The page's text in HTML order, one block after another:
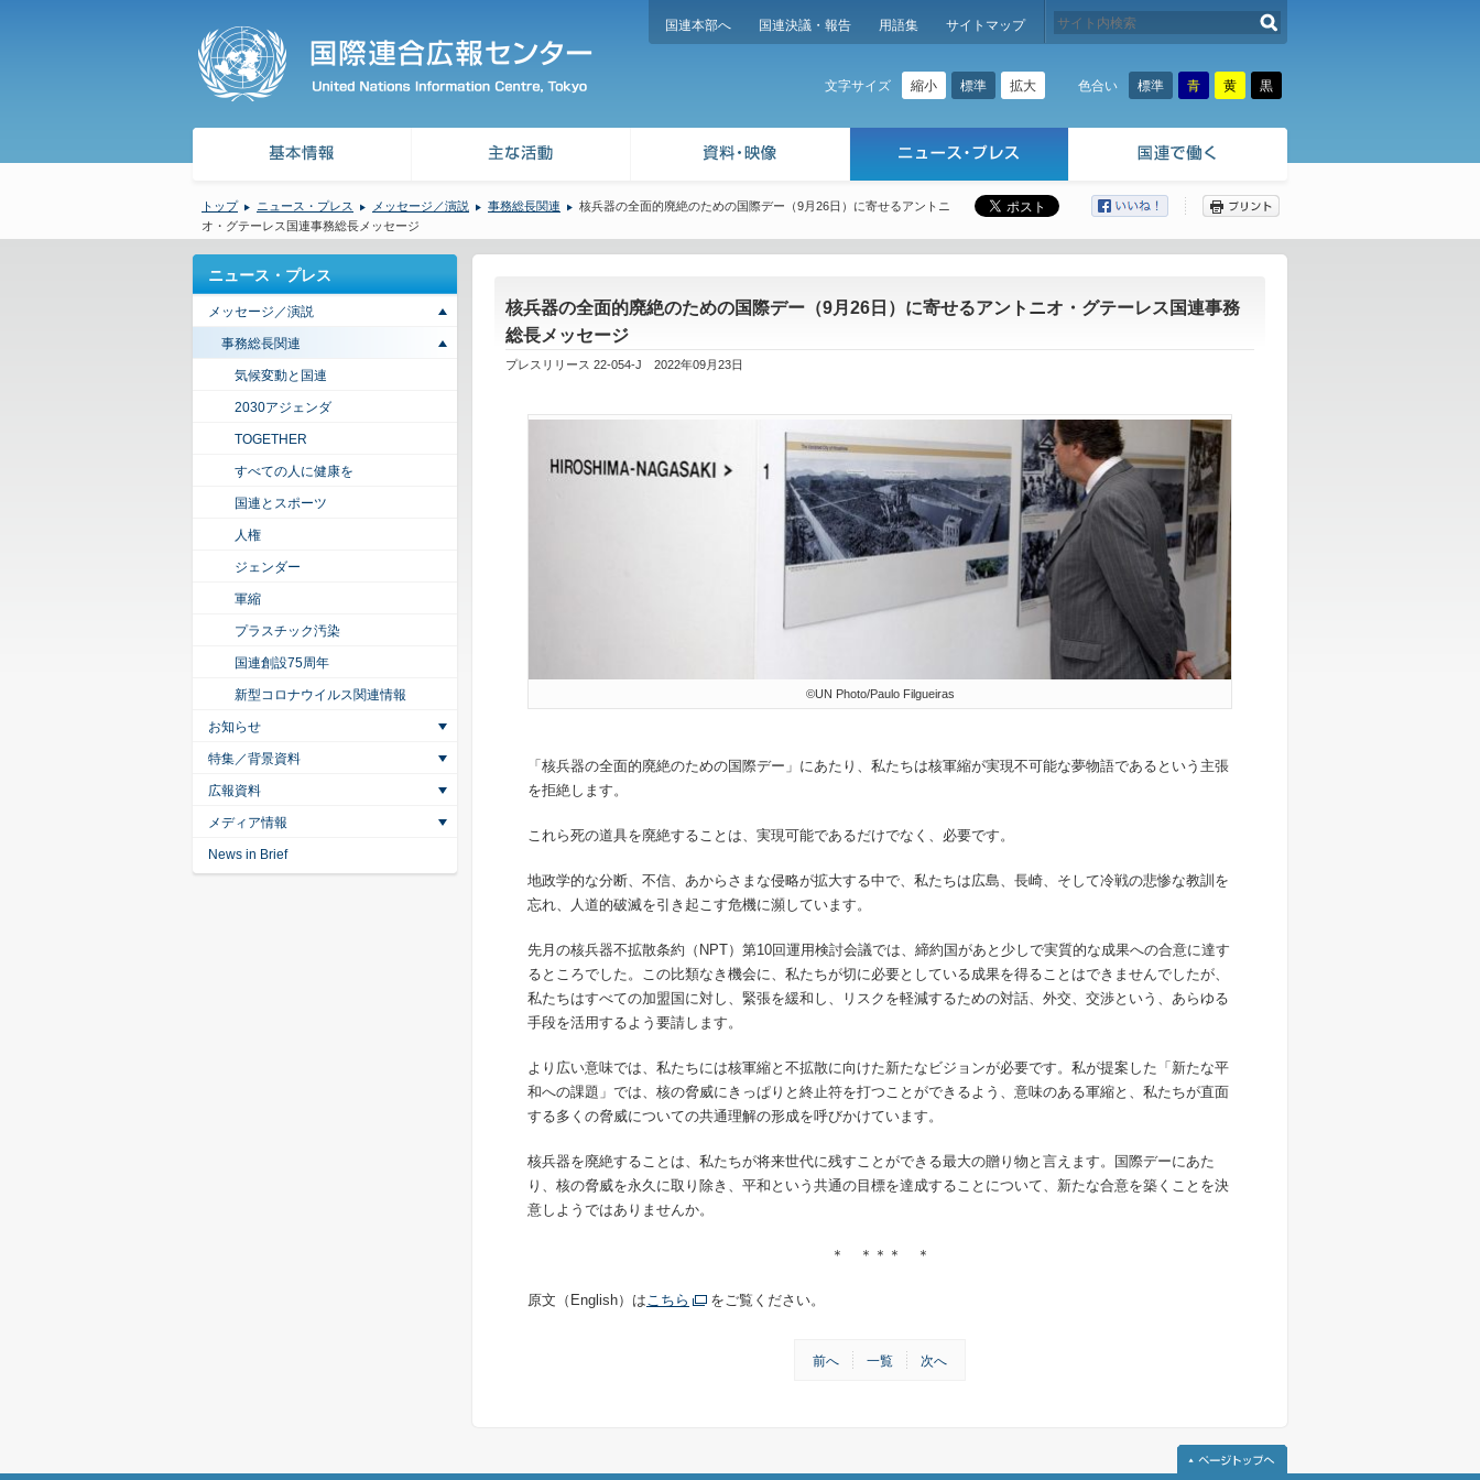
国連本部へ 国連決議・報告 用語集 サイトマップ
文字サイズ 縮小 標準 拡大 色合い 標準 青 黄 黒
トップ ニュース・プレス メッセージ／演説 事務総長関連
核兵器の全面的廃絶のための国際デー（9月26日）に寄せるアントニ
オ・グテーレス国連事務総長メッセージ
核兵器の全面的廃絶のための国際デー（9月26日）に寄せるアントニオ・グテーレス国連事務
総長メッセージ
プレスリリース 22-054-J 2022年09月23日
©UN Photo/Paulo Filgueiras
「核兵器の全面的廃絶のための国際デー」にあたり、私たちは核軍縮が実現不可能な夢物語であるという主張
を拒絶します。
これら死の道具を廃絶することは、実現可能であるだけでなく、必要です。
地政学的な分断、不信、あからさまな侵略が拡大する中で、私たちは広島、長崎、そして冷戦の悲惨な教訓を
忘れ、人道的破滅を引き起こす危機に瀕しています。
先月の核兵器不拡散条約（NPT）第10回運用検討会議では、締約国があと少しで実質的な成果への合意に達す
るところでした。この比類なき機会に、私たちが切に必要としている成果を得ることはできませんでしたが、
私たちはすべての加盟国に対し、緊張を緩和し、リスクを軽減するための対話、外交、交渉という、あらゆる
手段を活用するよう要請します。
より広い意味では、私たちには核軍縮と不拡散に向けた新たなビジョンが必要です。私が提案した「新たな平
和への課題」では、核の脅威にきっぱりと終止符を打つことができるよう、意味のある軍縮と、私たちが直面
する多くの脅威についての共通理解の形成を呼びかけています。
核兵器を廃絶することは、私たちが将来世代に残すことができる最大の贈り物と言えます。国際デーにあた
り、核の脅威を永久に取り除き、平和という共通の目標を達成することについて、新たな合意を築くことを決
意しようではありませんか。
＊ ＊＊＊ ＊
原文（English）はこちら をご覧ください。
前へ 一覧 次へ
ニュース・プレス
メッセージ／演説
事務総長関連
気候変動と国連
2030アジェンダ
TOGETHER
すべての人に健康を
国連とスポーツ
人権
ジェンダー
軍縮
プラスチック汚染
国連創設75周年
新型コロナウイルス関連情報
お知らせ
特集／背景資料
広報資料
メディア情報
News in Brief